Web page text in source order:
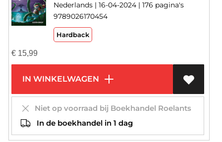
Nederlands | 16-04-2024 | 176 pagina's
9789026170454
Hardback
€15,99
IN WINKELWAGEN
Niet op voorraad bij Boekhandel Roelants
In de boekhandel in 1 dag